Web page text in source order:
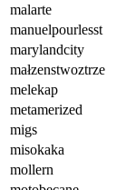
malarte
manuelpourlesst
marylandcity
małzenstwoztrze
melekap
metamerized
migs
misokaka
mollern